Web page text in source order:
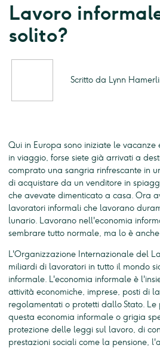
Lavoro
solito?
Scritto da Lynn
Qui in Europa sono iniziate le vacanze
in viaggio, forse siete già arrivati a
comprato una sangria rinfrescante in
di acquistare da un venditore in
che avevate dimenticato a casa. Ora
lavoratori informali che lavorano
lunario. Lavorano nell'economia
sembrare tutto normale, ma lo è
L'Organizzazione Internazionale del
miliardi di lavoratori in tutto il mondo
informale. L'economia informale è
attività economiche, imprese, posti di
regolamentati o protetti dallo Stato. Le
questa economia informale o grigia
protezione delle leggi sul lavoro, di
prestazioni sociali come la pensione,